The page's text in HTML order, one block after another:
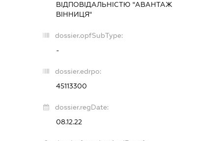
ВІДПОВІДАЛЬНІСТЮ "АВАНТАЖ
ВІННИЦЯ"
dossier.opfSubType:
-
dossier.edrpo:
45113300
dossier.regDate:
08.12.22